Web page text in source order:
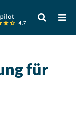
Verwende
die
Pfeile
oben
und
für